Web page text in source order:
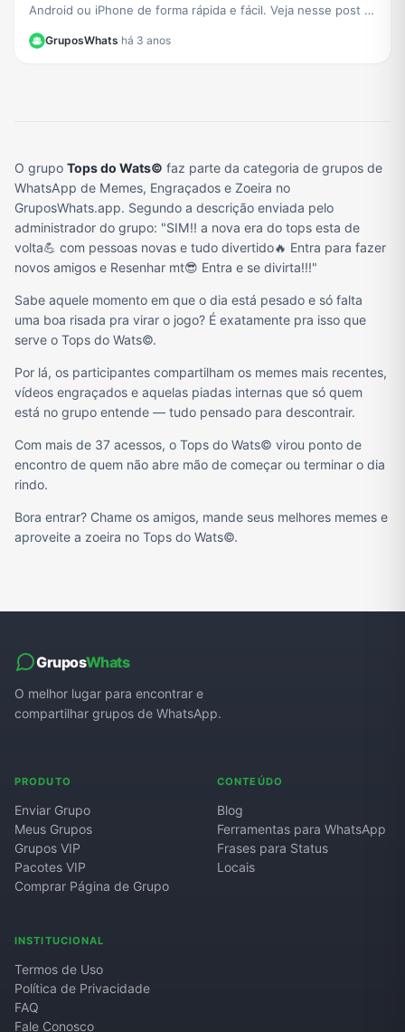
Android ou iPhone de forma rápida e fácil. Veja nesse post o
GruposWhats·há 3 anos
O grupo Tops do Wats© faz parte da categoria de grupos de
WhatsApp de Memes, Engraçados e Zoeira no
GruposWhats.app. Segundo a descrição enviada pelo
administrador do grupo: "SIM!! a nova era do tops esta de
volta💪 com pessoas novas e tudo divertido🔥 Entra para fazer
novos amigos e Resenhar mt😎 Entra e se divirta!!!"
Sabe aquele momento em que o dia está pesado e só falta
uma boa risada pra virar o jogo? É exatamente pra isso que
serve o Tops do Wats©.
Por lá, os participantes compartilham os memes mais recentes,
vídeos engraçados e aquelas piadas internas que só quem
está no grupo entende — tudo pensado para descontrair.
Com mais de 37 acessos, o Tops do Wats© virou ponto de
encontro de quem não abre mão de começar ou terminar o dia
rindo.
Bora entrar? Chame os amigos, mande seus melhores memes e
aproveite a zoeira no Tops do Wats©.
GruposWhats
O melhor lugar para encontrar e
compartilhar grupos de WhatsApp.
PRODUTO
Enviar Grupo
Meus Grupos
Grupos VIP
Pacotes VIP
Comprar Página de Grupo
CONTEÚDO
Blog
Ferramentas para WhatsApp
Frases para Status
Locais
INSTITUCIONAL
Termos de Uso
Política de Privacidade
FAQ
Fale Conosco